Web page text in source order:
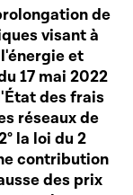
de
visant à
et
17 mai 2022
des frais
réseaux de
la loi du 2
contribution
des prix